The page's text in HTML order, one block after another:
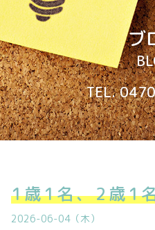
ブ
TEL.
1歳1名、2歳1
2026-06-04（木）